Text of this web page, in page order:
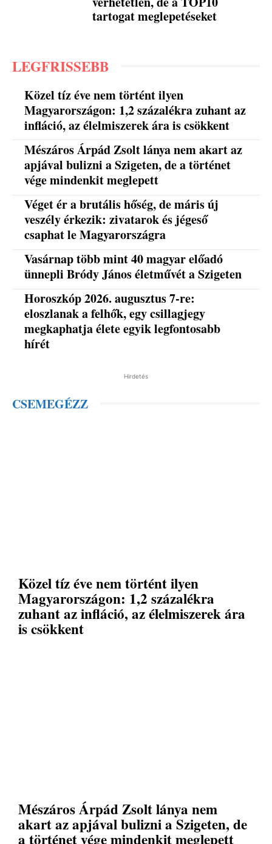
tartogat meglepetéseket
LEGFRISSEBB
Közel tíz éve nem történt ilyen
Magyarországon: 1,2 százalékra zuhant az
infláció, az élelmiszerek ára is csökkent
Mészáros Árpád Zsolt lánya nem akart az
apjával bulizni a Szigeten, de a történet
vége mindenkit meglepett
Véget ér a brutális hőség, de máris új
veszély érkezik: zivatarok és jégeső
csaphat le Magyarországra
Vasárnap több mint 40 magyar előadó
ünnepli Bródy János életművét a Szigeten
Horoszkóp 2026. augusztus 7-re:
eloszlanak a felhők, egy csillagjegy
megkaphatja élete egyik legfontosabb
hírét
Hirdetés
CSEMEGÉZZ
Közel tíz éve nem történt ilyen
Magyarországon: 1,2 százalékra
zuhant az infláció, az élelmiszerek ára
is csökkent
Mészáros Árpád Zsolt lánya nem
akart az apjával bulizni a Szigeten, de
a történet vége mindenkit meglepett